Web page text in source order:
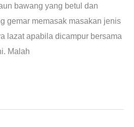
bawang yang betul dan
gemar memasak masakan jenis
lazat apabila dicampur bersama
Malah